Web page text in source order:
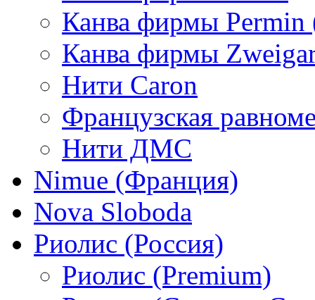
Канва фирмы Permin
Канва фирмы
Нити Caron
Французская
Нити ДМС
Nimue (Франция)
Nova Sloboda
Риолис (Россия)
Риолис (Premium)